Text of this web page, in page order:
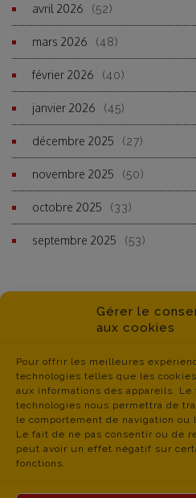
Gérer le
aux cookies
Pour offrir les meilleures
technologies telles que les
aux informations des appareils.
technologies nous permettra de
le comportement de navigation
Le fait de ne pas consentir ou de
peut avoir un effet négatif sur
fonctions.
avril 2026 (52)
mars 2026 (48)
février 2026 (40)
janvier 2026 (45)
décembre 2025 (27)
novembre 2025 (50)
octobre 2025 (33)
septembre 2025 (53)